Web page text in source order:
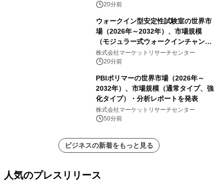
20分前
ウォークイン型安定性試験室の世界市
場（2026年～2032年）、市場規模
（モジュラー式ウォークインチャンバ
ー、溶接式ウォークインチャンバ
ー）・分析レポートを発表
株式会社マーケットリサーチセンター
20分前
PBIポリマーの世界市場（2026年～
2032年）、市場規模（通常タイプ、強
化タイプ）・分析レポートを発表
株式会社マーケットリサーチセンター
50分前
ビジネスの新着をもっと見る
人気のプレスリリース